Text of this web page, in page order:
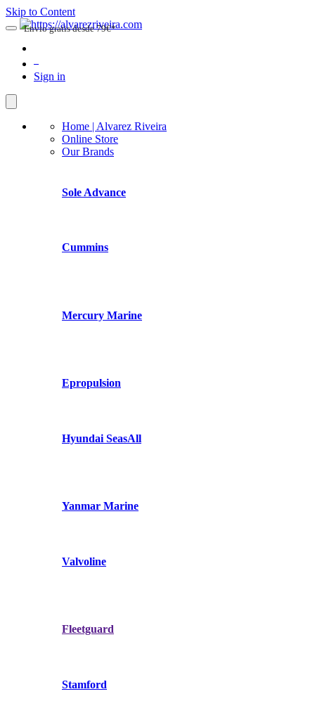
Skip to Content
Sign in
Home | Alvarez Riveira
Online Store
Our Brands
Sole Advance
Cummins
Mercury Marine
Epropulsion
Hyundai SeasAll
Yanmar Marine
Valvoline
Fleetguard
Stamford
Envio gratis desde 79€*